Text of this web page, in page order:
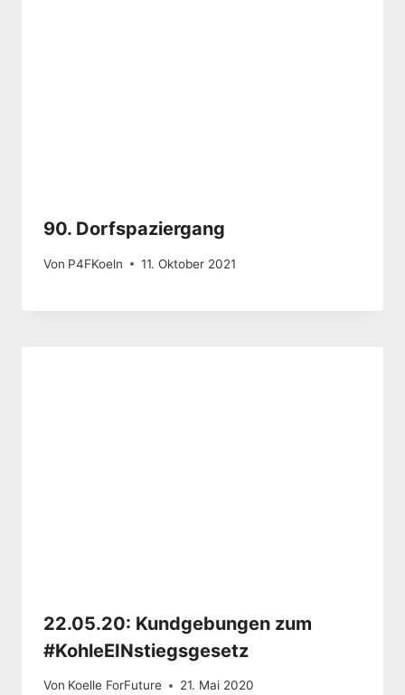
90. Dorfspaziergang
Von P4FKoeln 11. Oktober 2021
22.05.20: Kundgebungen zum
#KohleEINstiegsgesetz
Von Koelle ForFuture 21. Mai 2020